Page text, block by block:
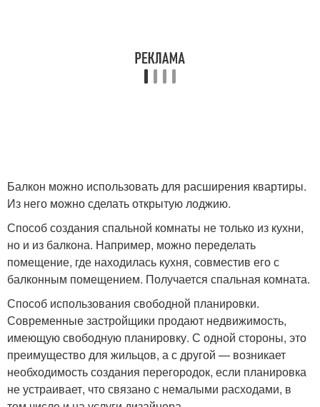
Балкон можно использовать для расширения квартиры.
Из него можно сделать открытую лоджию.
Способ создания спальной комнаты не только из кухни,
но и из балкона. Например, можно переделать
помещение, где находилась кухня, совместив его с
балконным помещением. Получается спальная комната.
Способ использования свободной планировки.
Современные застройщики продают недвижимость,
имеющую свободную планировку. С одной стороны, это
преимущество для жильцов, а с другой — возникает
необходимость создания перегородок, если планировка
не устраивает, что связано с немалыми расходами, в